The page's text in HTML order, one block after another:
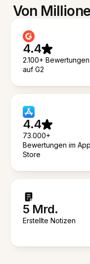
Von
4.4
2.100+ Bewertungen
auf G2
4.4
73.000+
Bewertungen im App
Store
5 Mrd.
Erstellte Notizen